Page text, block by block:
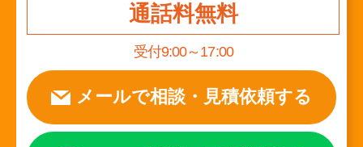
通話料無料
受付9:00～17:00
メールで相談 ・ 見積依頼する